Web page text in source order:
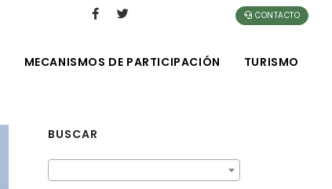
CONTACTO
MECANISMOS DE PARTICIPACIÓN TURISMO
BUSCAR